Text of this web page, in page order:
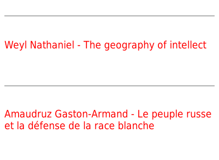
Weyl Nathaniel - The geography of intellect
Amaudruz Gaston-Armand - Le peuple russe
et la défense de la race blanche